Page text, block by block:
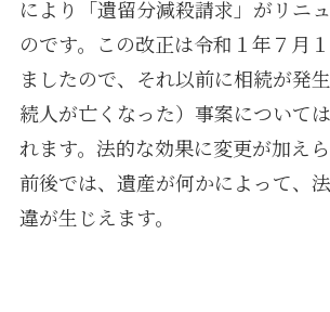
により「遺留分減殺請求」がリニ
のです。この改正は令和１年７月
ましたので、それ以前に相続が発
続人が亡くなった）事案について
れます。法的な効果に変更が加え
前後では、遺産が何かによって、
違が生じえます。